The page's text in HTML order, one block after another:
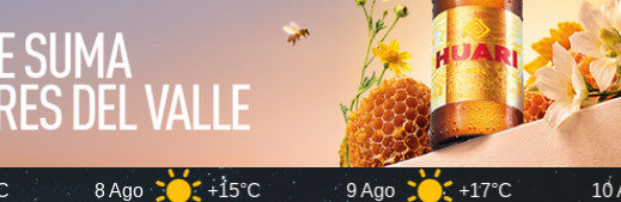
+15°C 9 Ago +17°C 10 Ago +13°C